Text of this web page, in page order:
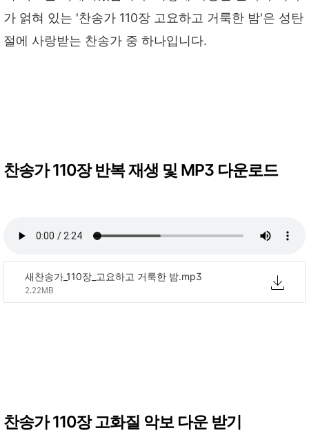
가 얽혀 있는 '찬송가 110장 고요하고 거룩한 밤'은 성탄
절에 사랑받는 찬송가 중 하나입니다.
찬송가 110장 반복 재생 및 MP3 다운로드
새찬송가_110장_고요하고 거룩한 밤.mp3
2.22MB
찬송가 110장 고화질 악보 다운 받기